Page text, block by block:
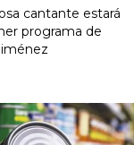
cantante estará
programa de